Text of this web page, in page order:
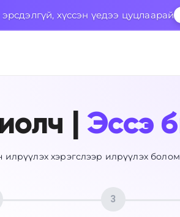
хүссэн үедээ цуцлаарай
| Эссэ
илрүүлэх хэрэгслээр илрүүлэх
3